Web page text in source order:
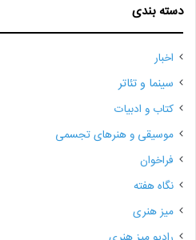
دسته بندی
اخبار
سینما و تئاتر
کتاب و ادبیات
موسیقی و هنرهای تجسمی
فراخوان
نگاه هفته
میز هنری